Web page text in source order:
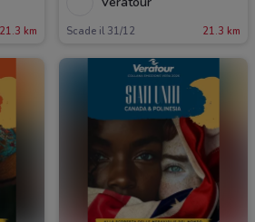
21.3 km Scade il 31/12 21.3 km